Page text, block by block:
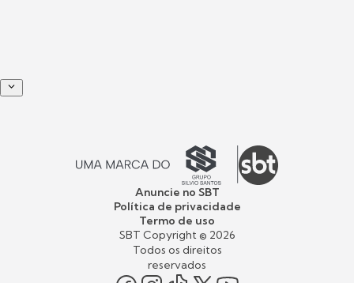
Anuncie no SBT
Política de privacidade
Termo de uso
SBT Copyright © 2026
Todos os direitos
reservados